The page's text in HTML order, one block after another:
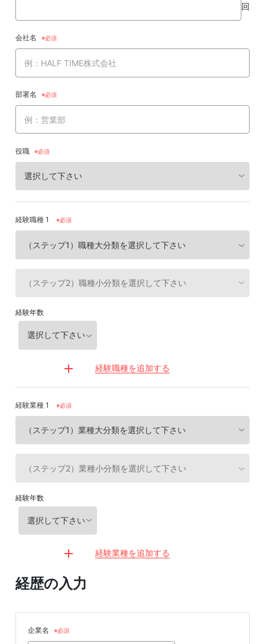
回
会社名
部署名
役職
経験職種 1 ※必須
経験年数
経験職種を追加する
経験業種 1 ※必須
経験年数
経験業種を追加する
経歴の入力
企業名